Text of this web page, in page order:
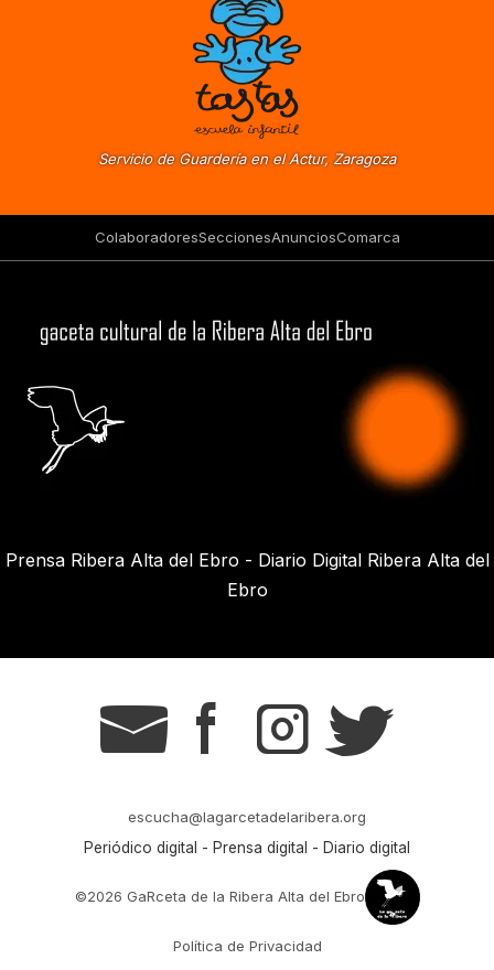
Servicio de Guardería en el Actur, Zaragoza
ColaboradoresSeccionesAnunciosComarca
Prensa Ribera Alta del Ebro - Diario Digital Ribera Alta del
Ebro
g s t r
escucha@lagarcetadelaribera.org
Periódico digital - Prensa digital - Diario digital
©2026 GaRceta de la Ribera Alta del Ebro
Política de Privacidad